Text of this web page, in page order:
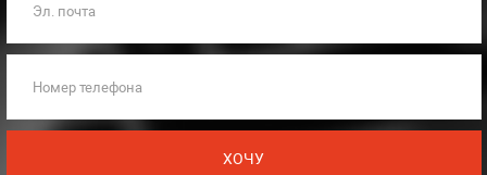
Эл. почта
Номер телефона
ХОЧУ